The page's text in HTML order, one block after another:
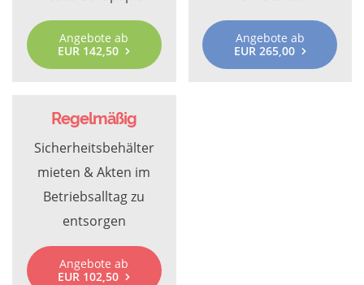
Angebote ab
EUR 142,50
Angebote ab
EUR 265,00
Regelmäßig
Sicherheitsbehälter
mieten & Akten im
Betriebsalltag zu
entsorgen
Angebote ab
EUR 102,50